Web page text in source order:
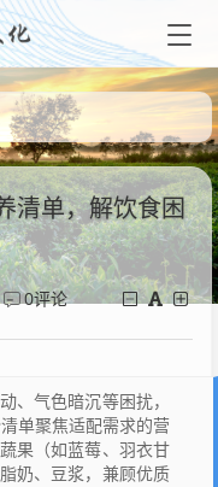
清单，解饮食困
0评论
、气色暗沉等困扰，
单聚焦适配需求的营
果（如蓝莓、羽衣甘
奶、豆浆，兼顾优质